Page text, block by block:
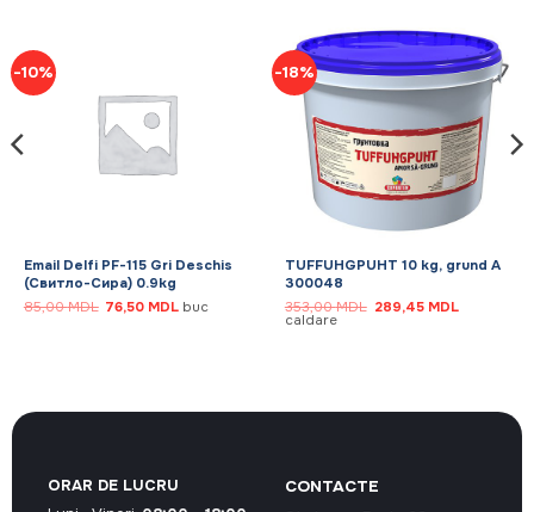
-10%
Email Delfi PF-115 Gri Deschis
(Свитло-Сира) 0.9kg
85,00MDL Prețul
inițial
76,50 MDLPrețul
buc
-18%
TUFFUHGPUHT 10 kg, grund A
300048
353,00MDL Prețul
inițial
289,45 MDLPrețul
caldare
CONTACTE
ORAR DE LUCRU